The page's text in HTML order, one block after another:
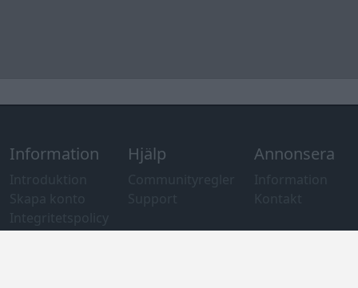
Information Hjälp Annonsera